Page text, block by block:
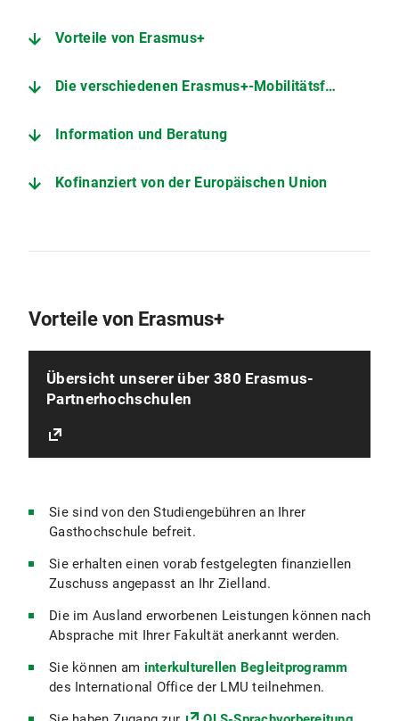
Vorteile von Erasmus+
Die verschiedenen Erasmus+-Mobilitätsformate
Information und Beratung
Kofinanziert von der Europäischen Union
Vorteile von Erasmus+
Übersicht unserer über 380 Erasmus-
Partnerhochschulen
Sie sind von den Studiengebühren an Ihrer
Gasthochschule befreit.
Sie erhalten einen vorab festgelegten finanziellen
Zuschuss angepasst an Ihr Zielland.
Die im Ausland erworbenen Leistungen können nach
Absprache mit Ihrer Fakultät anerkannt werden.
Sie können am interkulturellen Begleitprogramm
des International Office der LMU teilnehmen.